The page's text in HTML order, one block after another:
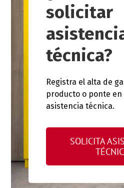
solicitar
técnica?
Registra el alta de
producto o ponte
asistencia técnica.
SOLICITA